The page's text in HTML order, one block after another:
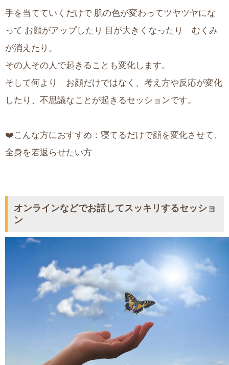
手を当てていくだけで 肌の色が変わってツヤツヤにな
って お顔がアップしたり 目が大きくなったり むくみ
が消えたり。
その人その人で起きることも変化します。
そして何より お顔だけではなく、考え方や反応が変化
したり、不思議なことが起きるセッションです。
❤️こんな方におすすめ：寝てるだけで顔を変化させて、
全身を若返らせたい方
オンラインなどでお話してスッキリするセッショ
ン